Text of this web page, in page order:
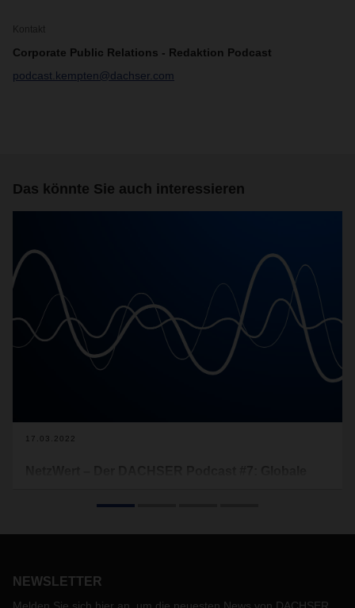
Kontakt
Corporate Public Relations - Redaktion Podcast
podcast.kempten@dachser.com
Das könnte Sie auch interessieren
17.03.2022
verschiedenen Rädchen ganz exakt ineinandergreifen
geführt, dass das System aus der Balance geraten ist. Der
NEWSLETTER